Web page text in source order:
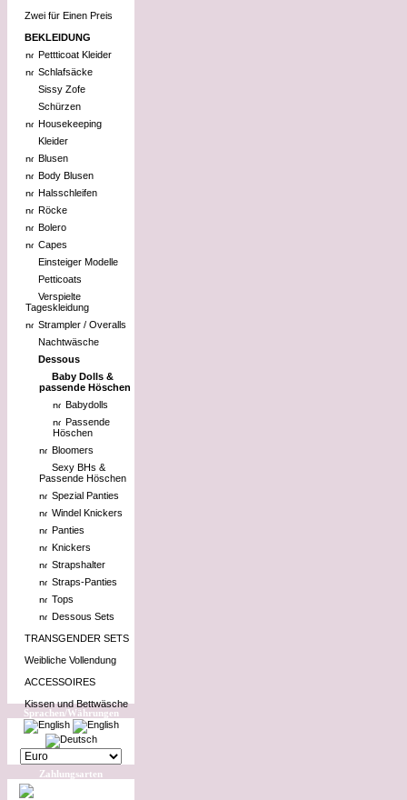
Zwei für Einen Preis
BEKLEIDUNG
Pettticoat Kleider
Schlafsäcke
Sissy Zofe
Schürzen
Housekeeping
Kleider
Blusen
Body Blusen
Halsschleifen
Röcke
Bolero
Capes
Einsteiger Modelle
Petticoats
Verspielte
Tageskleidung
Strampler / Overalls
Nachtwäsche
Dessous
Baby Dolls &
passende Höschen
Babydolls
Passende
Höschen
Bloomers
Sexy BHs &
Passende Höschen
Spezial Panties
Windel Knickers
Panties
Knickers
Strapshalter
Straps-Panties
Tops
Dessous Sets
TRANSGENDER SETS
Weibliche Vollendung
ACCESSOIRES
Kissen und Bettwäsche
Sprachen/Währungen
Zahlungsarten